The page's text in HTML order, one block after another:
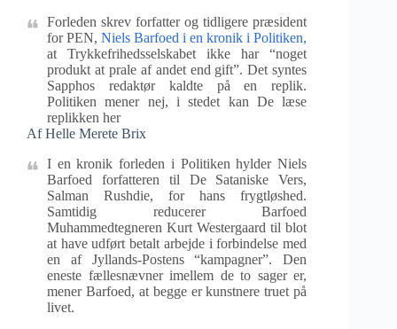
Forleden skrev forfatter og tidligere præsident
for PEN,Niels Barfoed i en kronik i Politiken,
at Trykkefrihedsselskabet ikke har “noget
produkt at prale af andet end gift”. Det syntes
Sapphos redaktør kaldte på en replik.
Politiken mener nej, i stedet kan De læse
replikken her
Af Helle Merete Brix
I en kronik forleden i Politiken hylder Niels
Barfoed forfatteren til De Sataniske Vers,
Salman Rushdie, for hans frygtløshed.
Samtidig reducerer Barfoed
Muhammedtegneren Kurt Westergaard til blot
at have udført betalt arbejde i forbindelse med
en af Jyllands-Postens “kampagner”. Den
eneste fællesnævner imellem de to sager er,
mener Barfoed, at begge er kunstnere truet på
livet.